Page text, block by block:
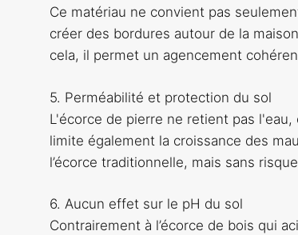
Ce matériau ne convient pas
créer des bordures autour de la
cela, il permet un agencement
5. Perméabilité et protection du sol
L'écorce de pierre ne retient pas
limite également la croissance des
l’écorce traditionnelle, mais sans
6. Aucun effet sur le pH du sol
Contrairement à l’écorce de bois qui